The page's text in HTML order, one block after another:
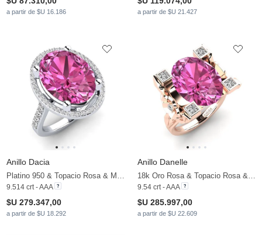
a partir de $U 16.186 a partir de $U 21.427
Anillo Dacia
9.514 crt - AAA
$U 279.347,00
a partir de $U 18.292
Anillo Danelle
9.54 crt - AAA
$U 285.997,00
a partir de $U 22.609